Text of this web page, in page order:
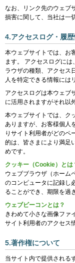
なお、リンク先のウェブ
損害に関して、当社は一
4.アクセスログ・履
本ウェブサイトでは、お
ます。 アクセスログに
ラウザの種類、アクセス
人を特定できる情報には
アクセスログは本ウェブ
に活用されますがそれ以
本ウェブサイトでは、ク
ありますが、お客様個人
りサイト利用者がどのペ
的は、皆さまにより満足
めです。
クッキー（Cookie）とは
ウェブブラウザ（ホーム
のコンピュータに記録し
ることができ、期限を過
ウェブビーコンとは？
きわめて小さな画像ファ
サイト利用者のアクセス
5.著作権について
当サイト内で提供される